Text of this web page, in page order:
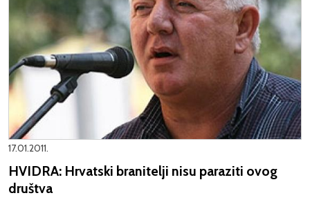
17.01.2011.
HVIDRA: Hrvatski branitelji nisu paraziti ovog
društva